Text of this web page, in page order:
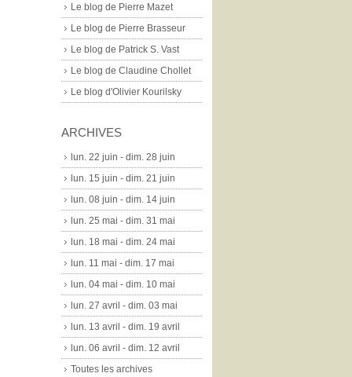
Le blog de Pierre Mazet
Le blog de Pierre Brasseur
Le blog de Patrick S. Vast
Le blog de Claudine Chollet
Le blog d'Olivier Kourilsky
ARCHIVES
lun. 22 juin - dim. 28 juin
lun. 15 juin - dim. 21 juin
lun. 08 juin - dim. 14 juin
lun. 25 mai - dim. 31 mai
lun. 18 mai - dim. 24 mai
lun. 11 mai - dim. 17 mai
lun. 04 mai - dim. 10 mai
lun. 27 avril - dim. 03 mai
lun. 13 avril - dim. 19 avril
lun. 06 avril - dim. 12 avril
Toutes les archives